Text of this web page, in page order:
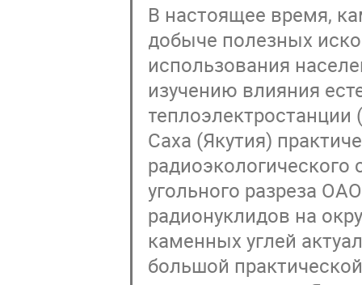
В настоящее время,
добыче полезных
использования
изучению влияния
Саха (Якутия)
радиоэкологического
угольного разреза
радионуклидов на
каменных углей
большой